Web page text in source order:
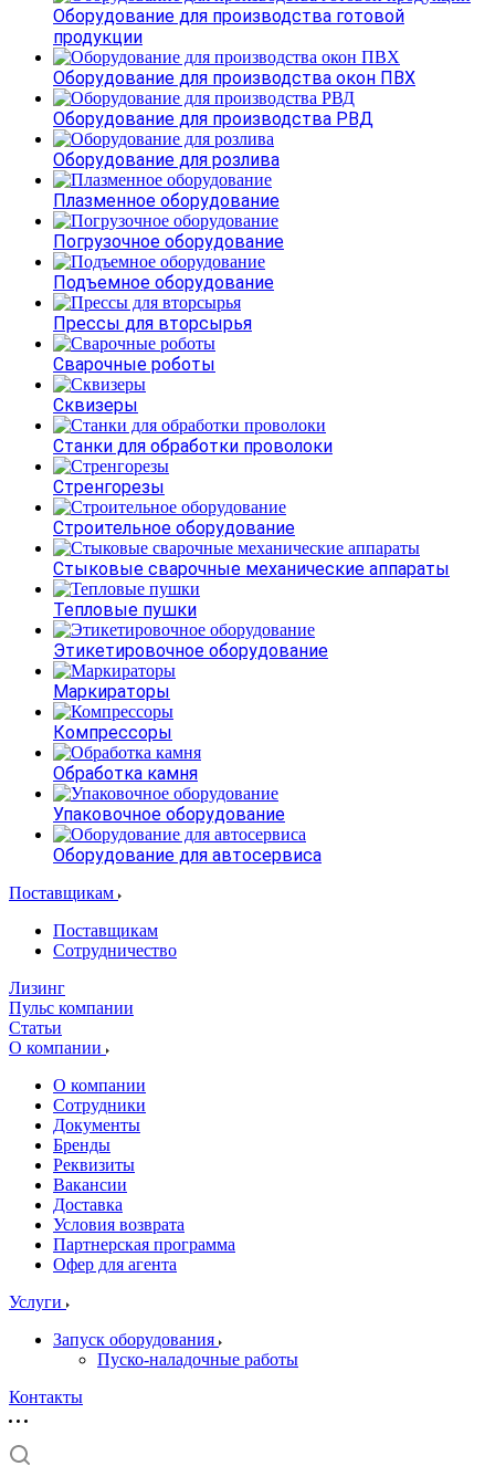
Оборудование для производства готовой
продукции
Оборудование для производства окон ПВХ
Оборудование для производства РВД
Оборудование для розлива
Плазменное оборудование
Погрузочное оборудование
Подъемное оборудование
Прессы для вторсырья
Сварочные роботы
Сквизеры
Станки для обработки проволоки
Стренгорезы
Строительное оборудование
Стыковые сварочные механические аппараты
Тепловые пушки
Этикетировочное оборудование
Маркираторы
Компрессоры
Обработка камня
Упаковочное оборудование
Оборудование для автосервиса
Поставщикам
Поставщикам
Сотрудничество
Лизинг
Пульс компании
Статьи
О компании
О компании
Сотрудники
Документы
Бренды
Реквизиты
Вакансии
Доставка
Условия возврата
Партнерская программа
Офер для агента
Услуги
Запуск оборудования
Пуско-наладочные работы
Контакты